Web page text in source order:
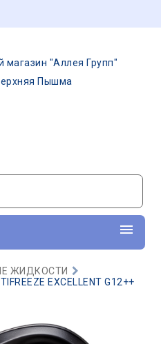
магазин "Аллея Групп"
Пышма
ЖИДКОСТИ
EXCELLENT G12++